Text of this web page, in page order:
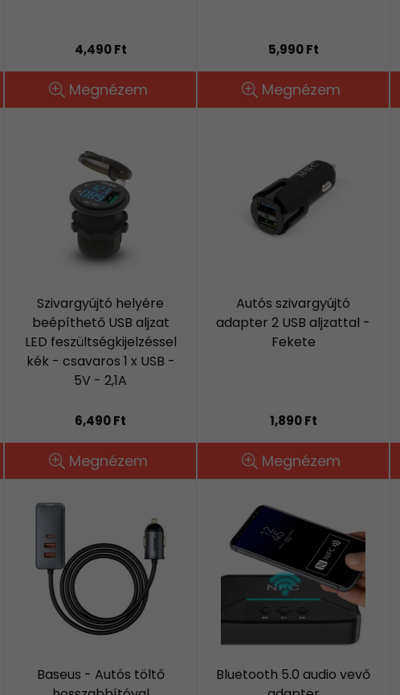
4,490 Ft
Megnézem
5,990 Ft
Megnézem
Szivargyújtó helyére
beépíthető USB aljzat
LED feszültségkijelzéssel
kék - csavaros 1 x USB -
5V - 2,1A
6,490 Ft
Megnézem
Autós szivargyújtó
adapter 2 USB aljzattal -
Fekete
1,890 Ft
Megnézem
Baseus - Autós töltő
Bluetooth 5.0 audio vevő